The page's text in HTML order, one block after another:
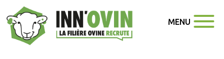
MENU